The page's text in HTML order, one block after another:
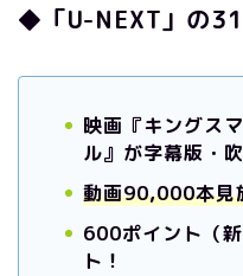
◆「U-NEXT」の
映画『キングス
ル』が字幕版・
動画90,000本見
600ポイント（
ト！